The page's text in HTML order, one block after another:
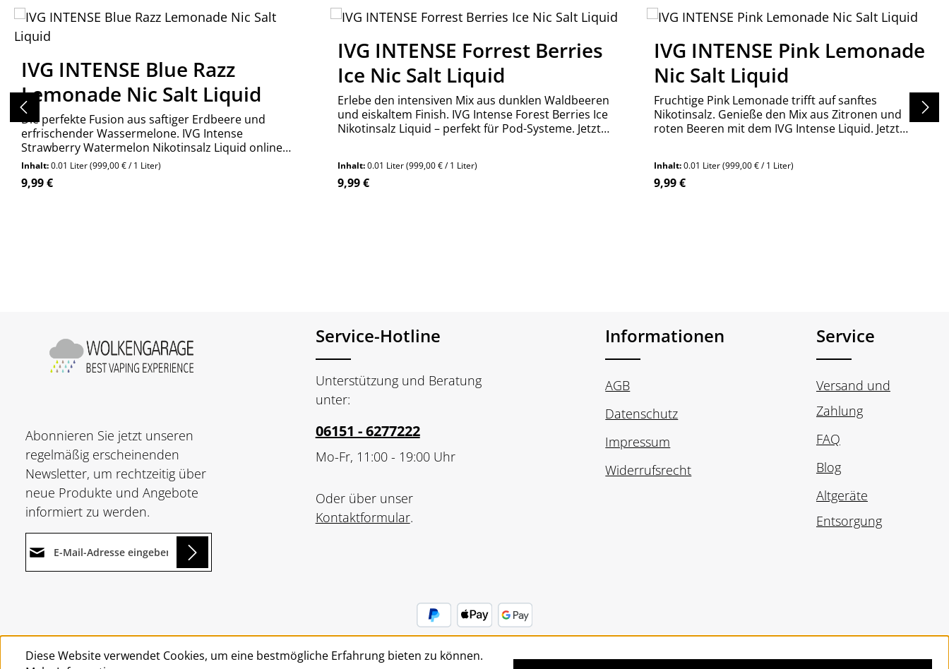
Produktgalerie überspringen
IVG INTENSE Blue Razz
Lemonade Nic Salt Liquid
Die perfekte Fusion aus saftiger Erdbeere und
erfrischender Wassermelone. IVG Intense
Strawberry Watermelon Nikotinsalz Liquid online
kaufen bei Wolkengarage!
Inhalt:0.01 Liter(999,00 € / 1 Liter)
Regulärer Preis:
9,99 €
IVG INTENSE Forrest Berries
Ice Nic Salt Liquid
Erlebe den intensiven Mix aus dunklen Waldbeeren
und eiskaltem Finish. IVG Intense Forest Berries Ice
Nikotinsalz Liquid – perfekt für Pod-Systeme. Jetzt
Inhalt:0.01 Liter(999,00 € / 1 Liter)
Regulärer Preis:
9,99 €
IVG INTENSE Pink Lemonade
Nic Salt Liquid
Fruchtige Pink Lemonade trifft auf sanftes
Nikotinsalz. Genieße den Mix aus Zitronen und
roten Beeren mit dem IVG Intense Liquid. Jetzt
Inhalt:0.01 Liter(999,00 € / 1 Liter)
Regulärer Preis:
9,99 €
Abonnieren Sie jetzt unseren
regelmäßig erscheinenden
Newsletter, um rechtzeitig über
neue Produkte und Angebote
informiert zu werden.
zur Kenntnis genommen und
die oben abgebildeten Zeichen
Pflichtfelder.
Service-Hotline
Unterstützung und Beratung
unter:
06151 - 6277222
Mo-Fr, 11:00 - 19:00 Uhr
Oder über unser
Kontaktformular.
Informationen
AGB
Datenschutz
Impressum
Widerrufsrecht
Service
Versand und
Zahlung
FAQ
Blog
Altgeräte
Entsorgung
Diese Website verwendet Cookies, um eine bestmögliche Erfahrung bieten zu können.